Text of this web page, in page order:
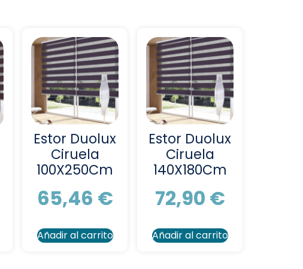
Estor Duolux
Ciruela
100X250Cm
65,46 €
Añadir al carrito
Estor Duolux
Ciruela
140X180Cm
72,90 €
Añadir al carrito